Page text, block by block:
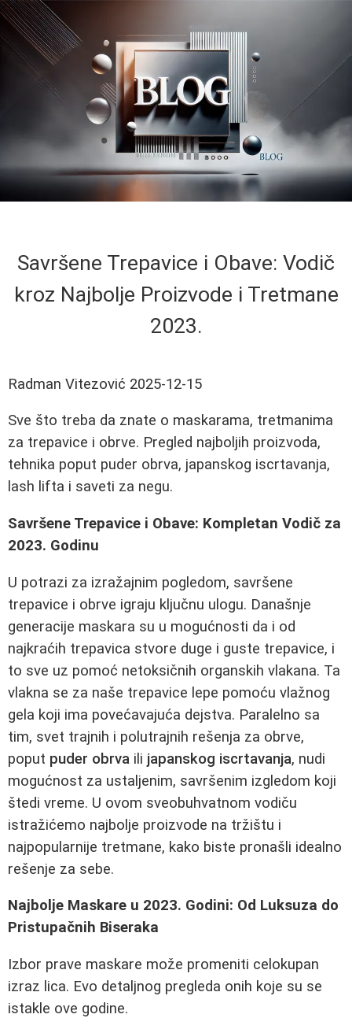
Savršene Trepavice i Obave: Vodič
kroz Najbolje Proizvode i Tretmane
2023.
Radman Vitezović 2025-12-15
Sve što treba da znate o maskarama, tretmanima
za trepavice i obrve. Pregled najboljih proizvoda,
tehnika poput puder obrva, japanskog iscrtavanja,
lash lifta i saveti za negu.
Savršene Trepavice i Obave: Kompletan Vodič za
2023. Godinu
U potrazi za izražajnim pogledom, savršene
trepavice i obrve igraju ključnu ulogu. Današnje
generacije maskara su u mogućnosti da i od
najkraćih trepavica stvore duge i guste trepavice, i
to sve uz pomoć netoksičnih organskih vlakana. Ta
vlakna se za naše trepavice lepe pomoću vlažnog
gela koji ima povećavajuća dejstva. Paralelno sa
tim, svet trajnih i polutrajnih rešenja za obrve,
poput puder obrva ili japanskog iscrtavanja, nudi
mogućnost za ustaljenim, savršenim izgledom koji
štedi vreme. U ovom sveobuhvatnom vodiču
istražićemo najbolje proizvode na tržištu i
najpopularnije tretmane, kako biste pronašli idealno
rešenje za sebe.
Najbolje Maskare u 2023. Godini: Od Luksuza do
Pristupačnih Biseraka
Izbor prave maskare može promeniti celokupan
izraz lica. Evo detaljnog pregleda onih koje su se
istakle ove godine.